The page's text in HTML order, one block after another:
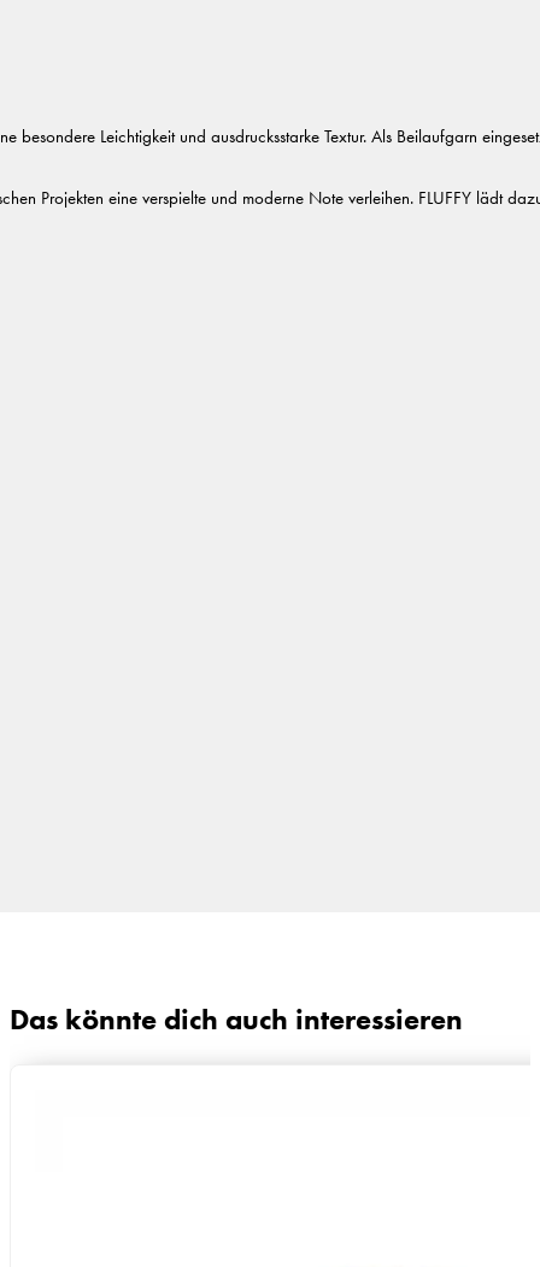
besondere Leichtigkeit und ausdrucksstarke Textur. Als Beilaufgarn
Projekten eine verspielte und moderne Note verleihen. FLUFFY lädt
Das könnte dich auch interessieren